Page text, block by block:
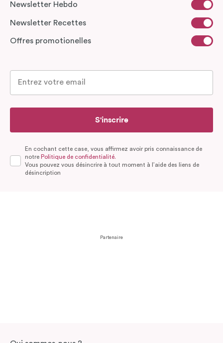
Newsletter Hebdo
Newsletter Recettes
Offres promotionelles
S'inscrire
En cochant cette case, vous affirmez avoir pris connaissance de
notre Politique de confidentialité.
Vous pouvez vous désincrire à tout moment à l’aide des liens de
désincription
Partenaire